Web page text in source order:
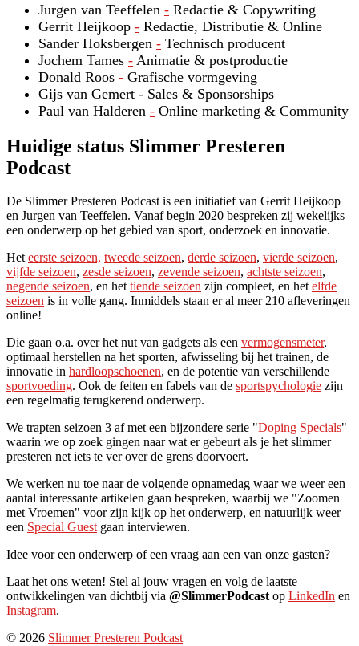
Jurgen van Teeffelen - Redactie & Copywriting
Gerrit Heijkoop - Redactie, Distributie & Online
Sander Hoksbergen - Technisch producent
Jochem Tames - Animatie & postproductie
Donald Roos - Grafische vormgeving
Gijs van Gemert - Sales & Sponsorships
Paul van Halderen - Online marketing & Community
Huidige status Slimmer Presteren
Podcast
De Slimmer Presteren Podcast is een initiatief van Gerrit Heijkoop
en Jurgen van Teeffelen. Vanaf begin 2020 bespreken zij wekelijks
een onderwerp op het gebied van sport, onderzoek en innovatie.
Heteerste seizoen, tweede seizoen, derde seizoen, vierde seizoen,
vijfde seizoen, zesde seizoen, zevende seizoen, achtste seizoen,
negende seizoen, en hettiende seizoen zijn compleet, en hetelfde
seizoen is in volle gang. Inmiddels staan er al meer 210 afleveringen
online!
Die gaan o.a. over het nut van gadgets als een vermogensmeter,
optimaal herstellen na het sporten, afwisseling bij het trainen, de
innovatie in hardloopschoenen, en de potentie van verschillende
sportvoeding. Ook de feiten en fabels van de sportspychologie zijn
een regelmatig terugkerend onderwerp.
We trapten seizoen 3 af met een bijzondere serie "Doping Specials"
waarin we op zoek gingen naar wat er gebeurt als je het slimmer
presteren net iets te ver over de grens doorvoert.
We werken nu toe naar de volgende opnamedag waar we weer een
aantal interessante artikelen gaan bespreken, waarbij we "Zoomen
met Vroemen" voor zijn kijk op het onderwerp, en natuurlijk weer
een Special Guestgaan interviewen.
Idee voor een onderwerp of een vraag aan een van onze gasten?
Laat het ons weten! Stel al jouw vragen en volg de laatste
ontwikkelingen van dichtbij via @SlimmerPodcastop LinkedIn en
Instagram.
© 2026 Slimmer Presteren Podcast